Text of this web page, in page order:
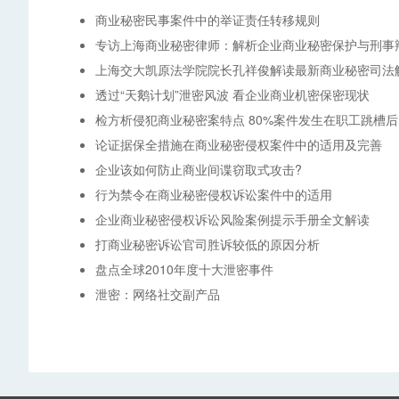
商业秘密民事案件中的举证责任转移规则
专访上海商业秘密律师：解析企业商业秘密保护与刑事
上海交大凯原法学院院长孔祥俊解读最新商业秘密司法
透过“天鹅计划”泄密风波 看企业商业机密保密现状
检方析侵犯商业秘密案特点 80%案件发生在职工跳槽后
论证据保全措施在商业秘密侵权案件中的适用及完善
企业该如何防止商业间谍窃取式攻击?
行为禁令在商业秘密侵权诉讼案件中的适用
企业商业秘密侵权诉讼风险案例提示手册全文解读
打商业秘密诉讼官司胜诉较低的原因分析
盘点全球2010年度十大泄密事件
泄密：网络社交副产品